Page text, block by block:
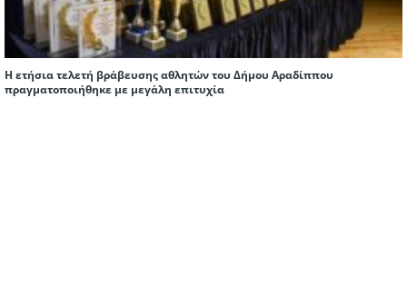
Η ετήσια τελετή βράβευσης αθλητών του Δήμου Αραδίππου
πραγματοποιήθηκε με μεγάλη επιτυχία